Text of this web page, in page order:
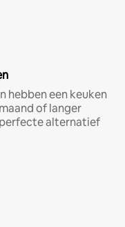
hebben een keuken
of langer
alternatief